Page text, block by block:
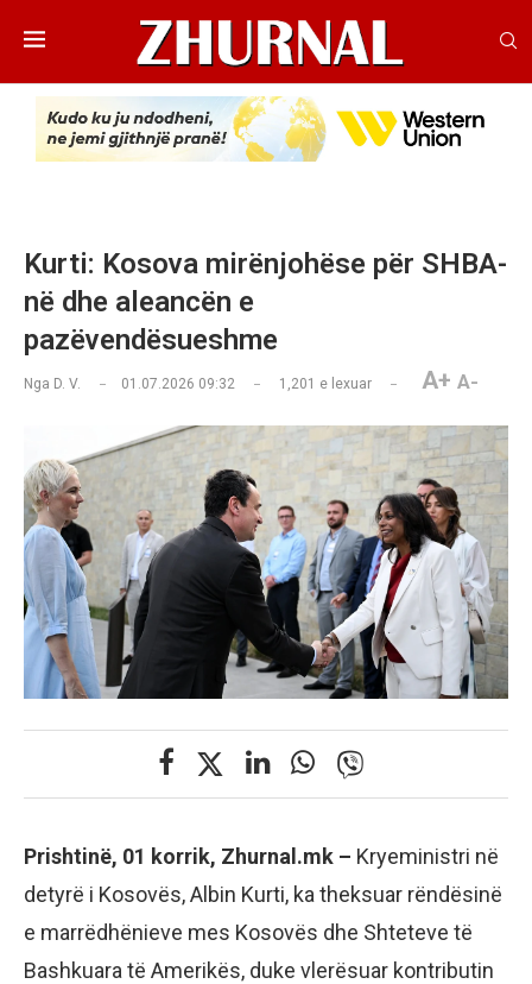
Kurti: Kosova mirënjohëse për SHBA-
në dhe aleancën e
pazëvendësueshme
Nga D. V. 01.07.2026 09:32 1,201 e lexuar A+ A-
Prishtinë, 01 korrik, Zhurnal.mk – Kryeministri në
detyrë i Kosovës, Albin Kurti, ka theksuar rëndësinë
e marrëdhënieve mes Kosovës dhe Shteteve të
Bashkuara të Amerikës, duke vlerësuar kontributin